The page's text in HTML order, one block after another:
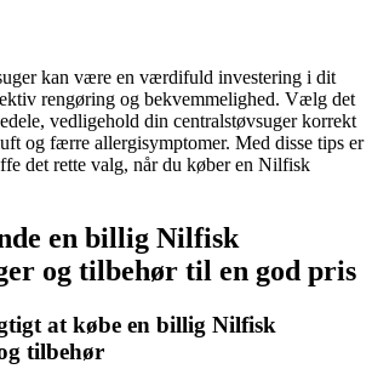
kan være en værdifuld investering i dit
rengøring og bekvemmelighed. Vælg det
vedligehold din centralstøvsuger korrekt
og færre allergisymptomer. Med disse tips er
det rette valg, når du køber en Nilfisk
en billig Nilfisk
og tilbehør til en god pris
at købe en billig Nilfisk
tilbehør